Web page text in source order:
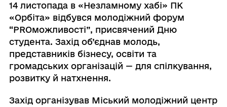
14 листопада в «Незламному хабі» ПК
«Орбіта» відбувся молодіжний форум
“PROможливості”, присвячений Дню
студента. Захід об’єднав молодь,
представників бізнесу, освіти та
громадських організацій — для спілкування,
розвитку й натхнення.
Захід організував Міський молодіжний центр